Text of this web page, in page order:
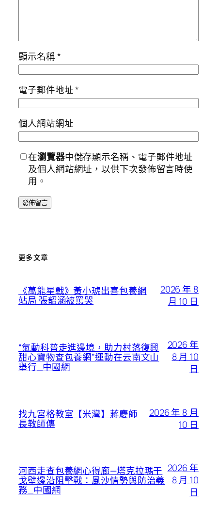
顯示名稱*
電子郵件地址*
個人網站網址
在瀏覽器中儲存顯示名稱、電子郵件地址
及個人網站網址，以供下次發佈留言時使
用。
更多文章
《萬能星戰》黃小琥出喜包養網
站局 張韶涵被罵哭
2026 年 8
月 10 日
“氣動科普走進邊境，助力村落復興
甜心寶物查包養網”運動在云南文山
舉行_中國網
2026 年
8 月 10
日
找九宮格教室【米灣】蔣慶師
長教師傳
2026 年 8 月
10 日
河西走查包養網心得廊—塔克拉瑪干
戈壁邊沿阻擊戰：風沙情勢與防治義
務_中國網
2026 年
8 月 10
日